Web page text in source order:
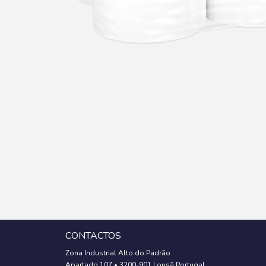
CONTACTOS
Zona Industrial Alto do Padrão